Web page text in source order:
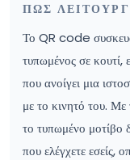
ΠΏΣ
Το QR code
τυπωμένος σε κουτί,
που ανοίγει μια
με το κινητό του.
το τυπωμένο μοτίβο
που ελέγχετε εσείς,